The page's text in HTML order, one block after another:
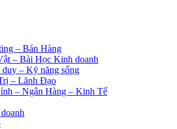
– Bán Hàng
– Bài Học Kinh doanh
duy – Kỹ năng sống
– Lãnh Đạo
– Ngân Hàng – Kinh Tế